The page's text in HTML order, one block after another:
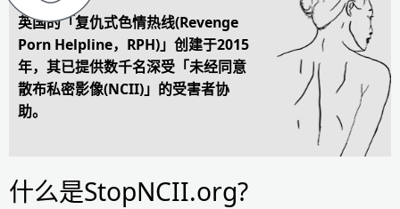
英国的「复仇式色情热线(Revenge
Porn Helpline，RPH)」创建于2015
年，其已提供数千名深受「未经同意
散布私密影像(NCII)」的受害者协
助。
什么是StopNCII.org?